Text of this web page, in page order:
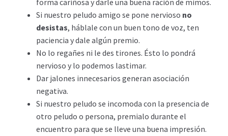
forma cariñosa y darle una buena ración de mimos.
Si nuestro peludo amigo se pone nervioso no
desistas, háblale con un buen tono de voz, ten
paciencia y dale algún premio.
No lo regañes ni le des tirones. Ésto lo pondrá
nervioso y lo podemos lastimar.
Dar jalones innecesarios generan asociación
negativa.
Si nuestro peludo se incomoda con la presencia de
otro peludo o persona, premialo durante el
encuentro para que se lleve una buena impresión.